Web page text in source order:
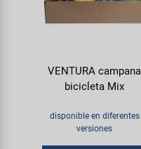
VENTURA campana
bicicleta Mix
disponible en diferentes
versiones